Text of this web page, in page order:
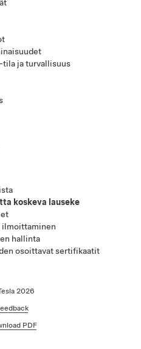
tila ja turvallisuus
koskeva lauseke
hallinta
osoittavat sertifikaatit
2026
PDF